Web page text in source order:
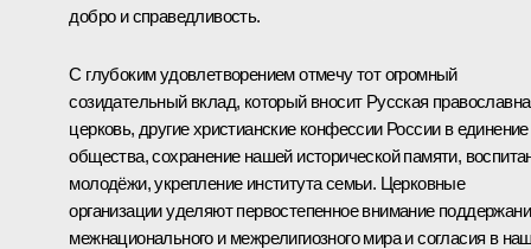
добро и справедливость.
С глубоким удовлетворением отмечу тот огромный
созидательный вклад, который вносит Русская
церковь, другие христианские конфессии России в единение
общества, сохранение нашей исторической памяти,
молодёжи, укрепление института семьи. Церковные
организации уделяют первостепенное внимание
межнационального и межрелигиозного мира и согласия в